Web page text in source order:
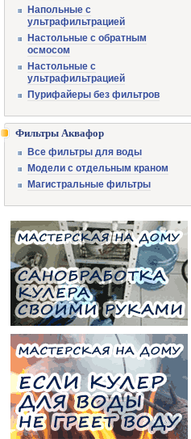
Напольные с
ультрафильтрацией
Настольные с обратным
осмосом
Настольные с
ультрафильтрацией
Пурифайеры без фильтров
Фильтры Аквафор
Все фильтры для воды
Модели с отдельным краном
Магистральные фильтры